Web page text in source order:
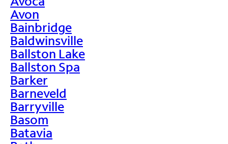
Avon
Bainbridge
Baldwinsville
Ballston Lake
Ballston Spa
Barker
Barneveld
Barryville
Basom
Batavia